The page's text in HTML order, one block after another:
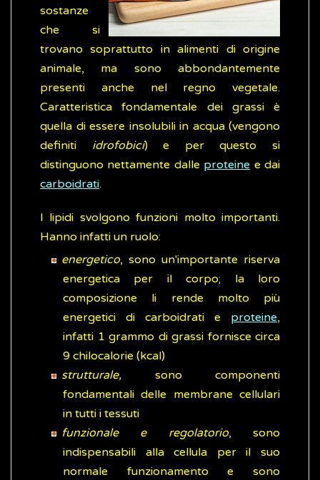
sostanze
che si
trovano soprattutto in alimenti di origine
animale, ma sono abbondantemente
presenti anche nel regno vegetale.
Caratteristica fondamentale dei grassi è
quella di essere insolubili in acqua (vengono
definiti idrofobici) e per questo si
distinguono nettamente dalle proteine e dai
carboidrati.
I lipidi svolgono funzioni molto importanti.
Hanno infatti un ruolo:
energetico, sono un'importante riserva
energetica per il corpo; la loro
composizione li rende molto più
energetici di carboidrati e proteine,
infatti 1 grammo di grassi fornisce circa
9 chilocalorie (kcal)
strutturale, sono componenti
fondamentali delle membrane cellulari
in tutti i tessuti
funzionale e regolatorio, sono
indispensabili alla cellula per il suo
normale funzionamento e sono